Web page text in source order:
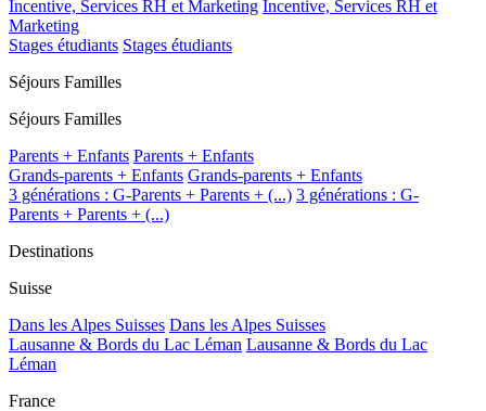
Incentive, Services RH et Marketing Incentive, Services RH et
Marketing
Stages étudiants Stages étudiants
Séjours Familles
Séjours Familles
Parents + Enfants Parents + Enfants
Grands-parents + Enfants Grands-parents + Enfants
3 générations : G-Parents + Parents + (...) 3 générations : G-
Parents + Parents + (...)
Destinations
Suisse
Dans les Alpes Suisses Dans les Alpes Suisses
Lausanne & Bords du Lac Léman Lausanne & Bords du Lac
Léman
France